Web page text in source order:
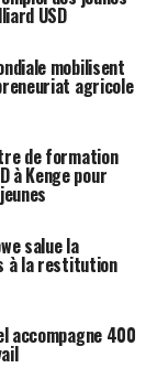
USD
mobilisent
agricole
de formation
à Kenge pour
salue la
à la restitution
accompagne 400